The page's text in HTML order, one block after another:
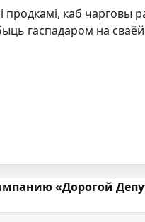
каб чарговы
гаспадаром на сваёй
«Дорогой